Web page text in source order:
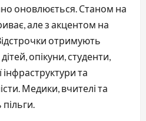
оновлюється. Станом на
але з акцентом на
отримують
опікуни, студенти,
та
Медики, вчителі та